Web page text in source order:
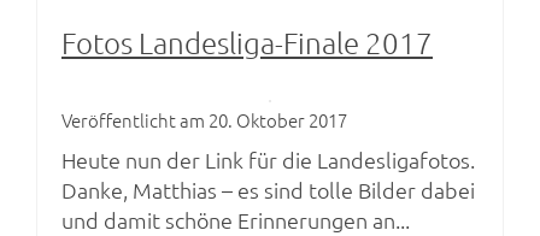
Fotos Landesliga-Finale 2017
Veröffentlicht am 20. Oktober 2017
Heute nun der Link für die Landesligafotos.
Danke, Matthias – es sind tolle Bilder dabei
und damit schöne Erinnerungen an...